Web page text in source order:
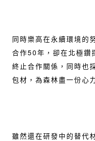
同時樂高在永續環境的
合作50年，卻在北極鑽
終止合作關係，同時也
包材，為森林盡一份心
雖然還在研發中的替代